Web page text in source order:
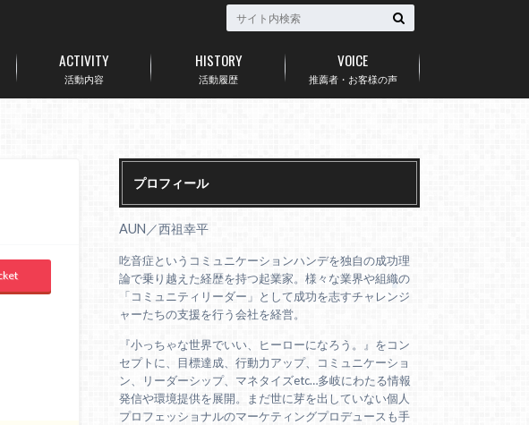
活動内容
ACTIVITY
活動履歴
HISTORY
推薦者・お客様の声
VOICE
プロフィール
AUN／西祖幸平
吃音症というコミュニケーションハンデを独自の成功理
論で乗り越えた経歴を持つ起業家。様々な業界や組織の
「コミュニティリーダー」として成功を志すチャレンジ
ャーたちの支援を行う会社を経営。
『小っちゃな世界でいい、ヒーローになろう。』をコン
セプトに、目標達成、行動力アップ、コミュニケーショ
ン、リーダーシップ、マネタイズetc…多岐にわたる情報
発信や環境提供を展開。まだ世に芽を出していない個人
プロフェッショナルのマーケティングプロデュースも手